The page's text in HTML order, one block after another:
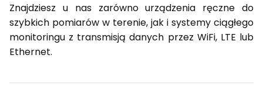
Znajdziesz u nas zarówno urządzenia ręczne do
szybkich pomiarów w terenie, jak i systemy ciągłego
monitoringu z transmisją danych przez WiFi, LTE lub
Ethernet.